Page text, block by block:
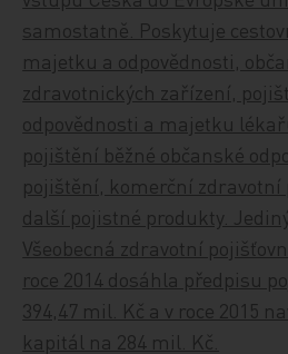
samostatně. Poskytuje
majetku a odpovědnosti,
zdravotnických zařízení,
odpovědnosti a majetku
pojištění běžné občanské
pojištění, komerční zdravotní
další pojistné produkty.
Všeobecná zdravotní
roce 2014 dosáhla předpisu
394,47 mil. Kč a v roce 2015
kapitál na 284 mil. Kč.